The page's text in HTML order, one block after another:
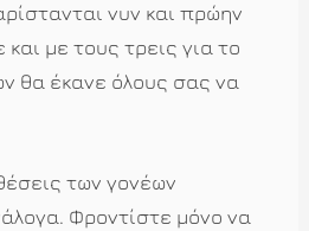
νυν και πρώην
με τους τρεις για το
θα έκανε όλους σας να
των γονέων
Φροντίστε μόνο να